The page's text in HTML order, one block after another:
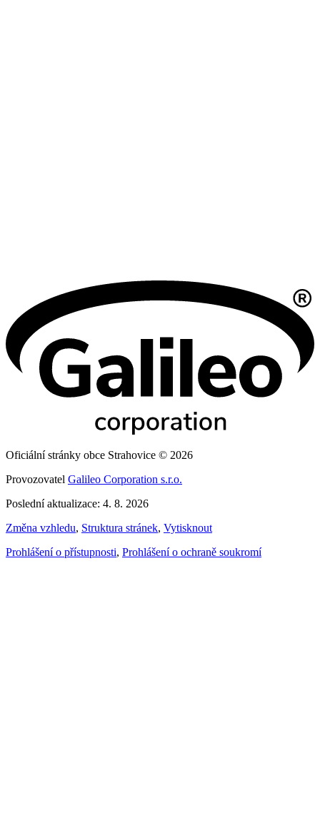
Oficiální stránky obce Strahovice © 2026
Provozovatel Galileo Corporation s.r.o.
Poslední aktualizace: 4. 8. 2026
Změna vzhledu, Struktura stránek, Vytisknout
Prohlášení o přístupnosti, Prohlášení o ochraně soukromí